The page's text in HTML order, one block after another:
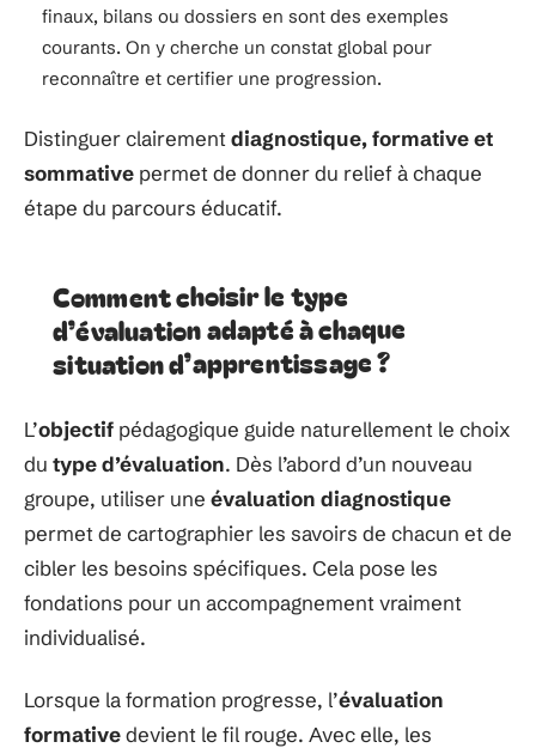
finaux, bilans ou dossiers en sont des exemples
courants. On y cherche un constat global pour
reconnaître et certifier une progression.
Distinguer clairement diagnostique, formative et
sommative permet de donner du relief à chaque
étape du parcours éducatif.
Comment choisir le type
d’évaluation adapté à chaque
situation d’apprentissage ?
L’objectif pédagogique guide naturellement le choix
du type d’évaluation. Dès l’abord d’un nouveau
groupe, utiliser une évaluation diagnostique
permet de cartographier les savoirs de chacun et de
cibler les besoins spécifiques. Cela pose les
fondations pour un accompagnement vraiment
individualisé.
Lorsque la formation progresse, l’évaluation
formativedevient le fil rouge. Avec elle, les